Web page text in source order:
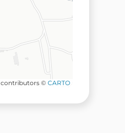
contributors © CARTO